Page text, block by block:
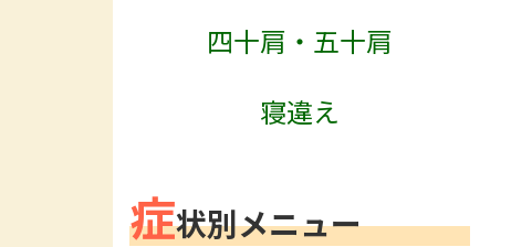
四十肩・五十肩
寝違え
症状別メニュー